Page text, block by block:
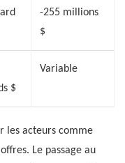
-255 millions
$
$
Variable
les acteurs comme
Le passage au